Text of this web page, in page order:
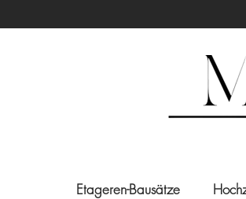
Etageren-Bausätze